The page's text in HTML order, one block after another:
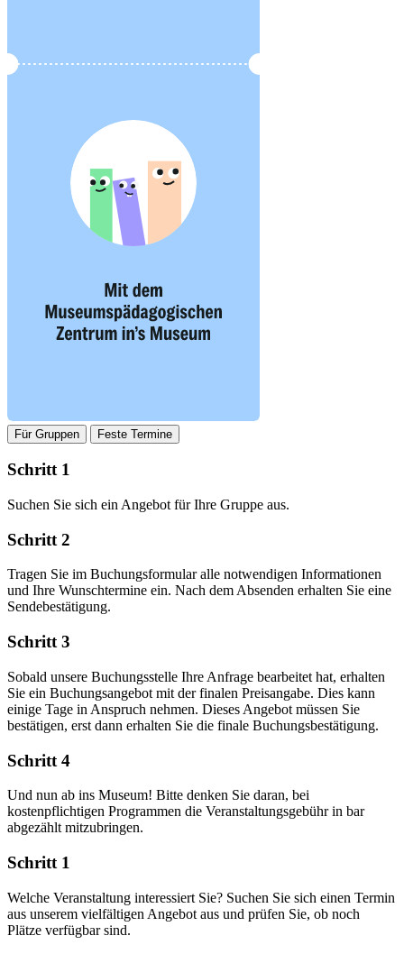
Für Gruppen Feste Termine
Schritt 1
Suchen Sie sich ein Angebot für Ihre Gruppe aus.
Schritt 2
Tragen Sie im Buchungsformular alle notwendigen Informationen
und Ihre Wunschtermine ein. Nach dem Absenden erhalten Sie eine
Sendebestätigung.
Schritt 3
Sobald unsere Buchungsstelle Ihre Anfrage bearbeitet hat, erhalten
Sie ein Buchungsangebot mit der finalen Preisangabe. Dies kann
einige Tage in Anspruch nehmen. Dieses Angebot müssen Sie
bestätigen, erst dann erhalten Sie die finale Buchungsbestätigung.
Schritt 4
Und nun ab ins Museum! Bitte denken Sie daran, bei
kostenpflichtigen Programmen die Veranstaltungsgebühr in bar
abgezählt mitzubringen.
Schritt 1
Welche Veranstaltung interessiert Sie? Suchen Sie sich einen Termin
aus unserem vielfältigen Angebot aus und prüfen Sie, ob noch
Plätze verfügbar sind.